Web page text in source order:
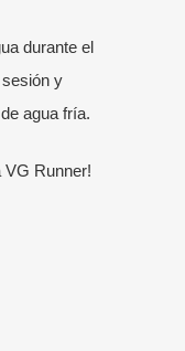
durante el
y
agua fría.
VG Runner!